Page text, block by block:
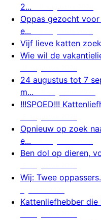
2...
Oppas gezocht
e...
Vijf lieve katten
Wie wil de
24 augustus tot 7
m...
!!!SPOED!!!
Opnieuw op zoek
e...
Ben dol op dieren,
Wij: Twee
Kattenliefhebber